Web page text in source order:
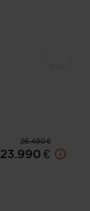
26.490 €
23.990 €